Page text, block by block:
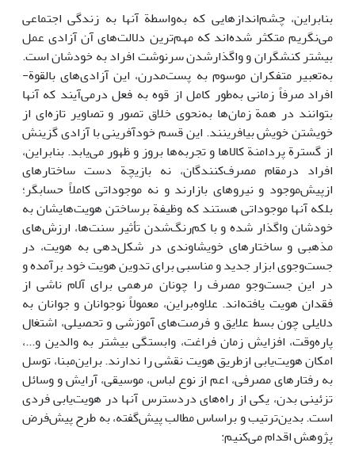
بنابراین، چشم‌اندازهایی که به‌واسطة آنها به زندگی اجتماعی
می‌نگریم متکثر شده‌اند که مهم‌ترین دلالت‌های آن آزادی عمل
بیشتر کنشگران و واگذارشدن سرنوشت افراد به خودشان است.
به‌تعبیر متفکران موسوم به پست‌مدرن، این آزادی‌های بالقوة­
افراد صرفاً زمانی به‌طور کامل از قوه به فعل درمی‌آیند که آنها
بتوانند در همة زمان‌ها به‌نحوی خلاق تصور و تصاویر تازه‌ای از
خویشتن خویش بیافرینند. این قسم خودآفرینی با آزادی گزینش
از گسترة پردامنة کالاها و تجربه‌ها بروز و ظهور می‌یابد. بنابراین،
افراد درمقام مصرف‌کنندگان، نه بازیچة دست ساختارهای
ازپیش‌موجود و نیروهای بازارند و نه موجوداتی کاملاً حسابگر؛
بلکه آنها موجوداتی هستند که وظیفة برساختن هویت‌هایشان به
خودشان واگذار شده و با کم‌رنگ‌شدن تأثیر سنت‌ها، ارزش‌های
مذهبی و ساختار‌های خویشاوندی در شکل‌دهی به هویت، در
جست‌وجوی ابزار جدید و مناسبی برای تدوین هویت خود برآمده و
در این جست‌وجو مصرف را چونان مرهمی برای آلام ناشی از
فقدان هویت یافته‌اند. علاوه‌براین، معمولاً نوجوانان و جوانان به
دلایلی چون بسط علایق و فرصت‌های آموزشی و تحصیلی، اشتغال
پاره‌وقت، افزایش زمان فراغت، وابستگی بیشتر به والدین و...،
امکان هویت‌یابی ازطریق هویت نقشی را ندارند. براین‌مبنا، توسل
به رفتارهای مصرفی، اعم از نوع لباس، موسیقی، آرایش و وسائل
تزئینی بدن، یکی از راه‌های دردسترس آنها در هویت‌یابی فردی
است. بدین‌ترتیب و براساس مطالب پیش‌گفته، به طرح پیش‌فرض
پژوهش اقدام می‌کنیم: